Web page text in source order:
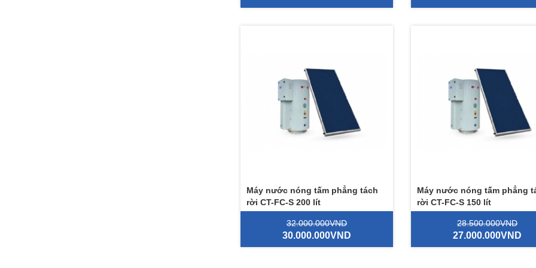
Máy nước nóng tấm phẳng tách
rời CT-FC-S 200 lít
32.000.000VND
30.000.000VND
Máy nước nóng tấm phẳng
rời CT-FC-S 150 lít
28.500.000VND
27.000.000VND